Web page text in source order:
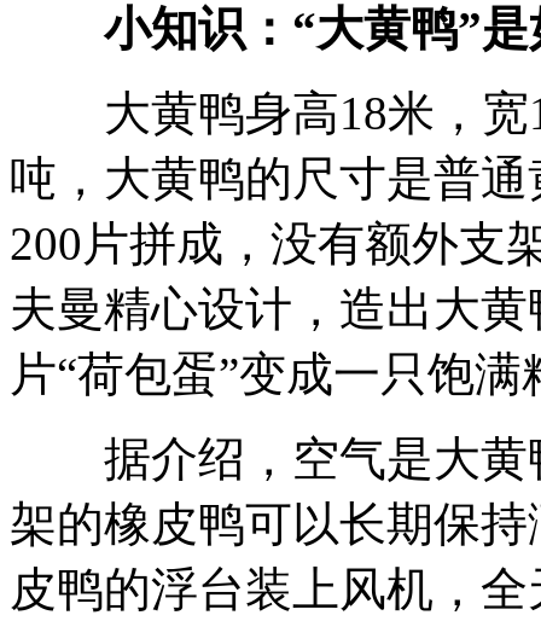
小知识：“大黄鸭”
大黄鸭身高18米，宽
吨，大黄鸭的尺寸是普
200片拼成，没有额外支
夫曼精心设计，造出大
片“荷包蛋”变成一只饱
据介绍，空气是大黄
架的橡皮鸭可以长期保
皮鸭的浮台装上风机，